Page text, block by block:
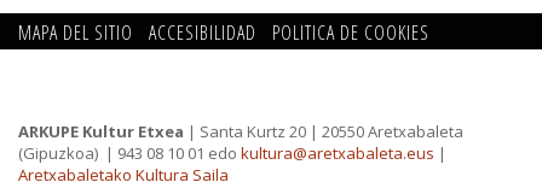
MAPA DEL SITIO ACCESIBILIDAD
POLITICA DE COOKIES
ARKUPE Kultur Etxea | Santa Kurtz 20 | 20550 Aretxabaleta
(Gipuzkoa) | 943 08 10 01 edo kultura@aretxabaleta.eus |
Aretxabaletako Kultura Saila